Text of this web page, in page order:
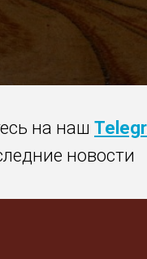
на наш
новости